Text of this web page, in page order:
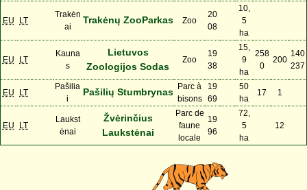
EU LT
Trakėn
ai
Trakėnų ZooParkas Zoo
20
08
10,
5
ha
EU LT
Kauna
s
Lietuvos
Zoologijos Sodas
Zoo
19
38
15,
9
ha
258
0
200
140
237
EU LT
Pašilia
i
Pašilių Stumbrynas Parc à
bisons
19
69
50
ha
17 1
EU LT
Laukst
ėnai
Žvėrinčius
Laukstėnai
Parc de
faune
locale
19
96
72,
5
ha
12